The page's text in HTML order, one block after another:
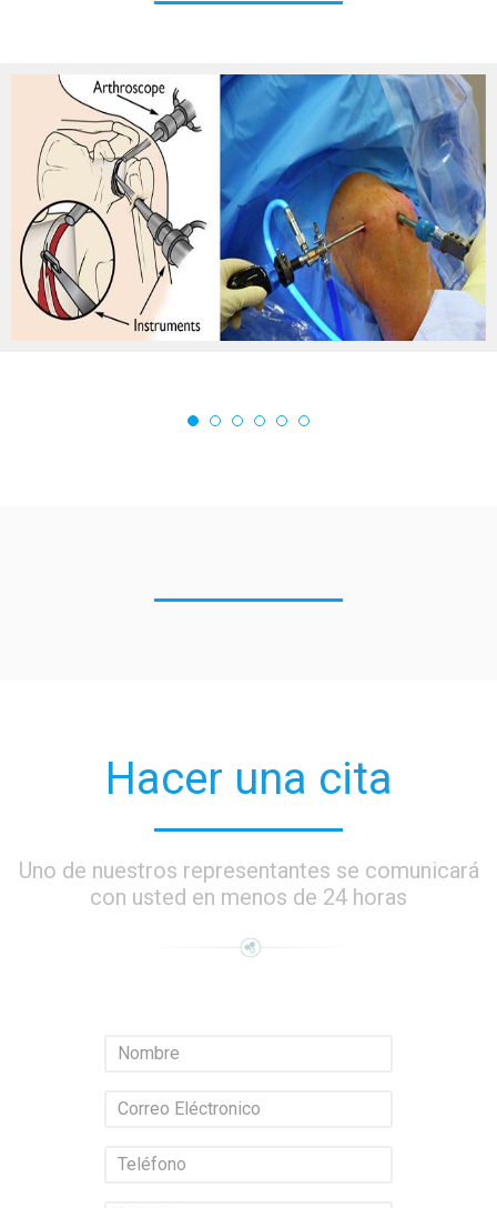
Hacer una cita
Uno de nuestros representantes se comunicará
con usted en menos de 24 horas